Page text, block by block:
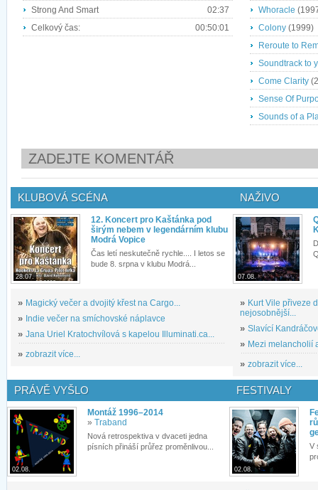
Strong And Smart
02:37
Celkový čas:
00:50:01
Whoracle
Colony (1999)
Reroute to
Soundtrack to
Come Clarity
Sense Of
Sounds of a
ZADEJTE KOMENTÁŘ
KLUBOVÁ SCÉNA
28.07.
12. Koncert pro Kaštánka pod
širým nebem v legendárním klubu
Modrá Vopice
Čas letí neskutečně rychle.... I letos se
bude 8. srpna v klubu Modrá...
» Magický večer a dvojitý křest na Cargo...
» Indie večer na smíchovské náplavce
» Jana Uriel Kratochvílová s kapelou Illuminati.ca...
» zobrazit více...
NAŽIVO
07.08.
» Kurt Vile přiveze
nejosobnější...
» Slavící
» Mezi melancholií
» zobrazit více...
PRÁVĚ VYŠLO
02.08.
Montáž 1996–2014
» Traband
Nová retrospektiva v dvaceti jedna
písních přináší průřez proměnlivou...
FESTIVALY
02.08.
V